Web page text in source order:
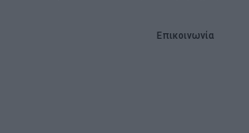
Επικοινωνία